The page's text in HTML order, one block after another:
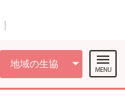
地域の生協